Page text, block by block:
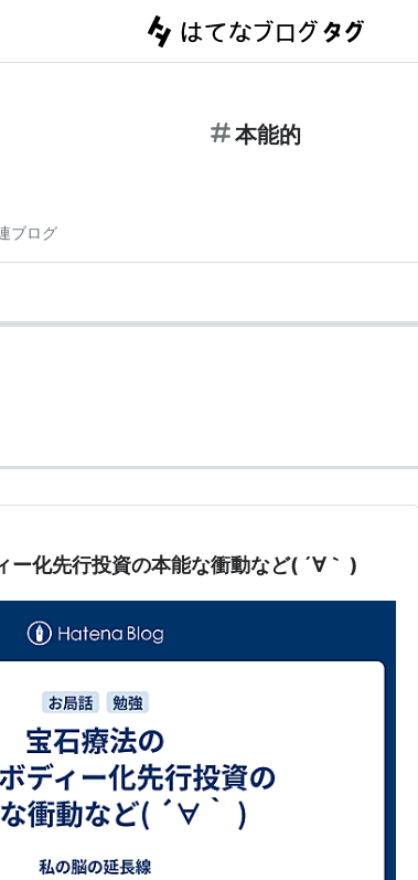
本能的
ブログ
ー化先行投資の本能な衝動など( ´∀｀ )